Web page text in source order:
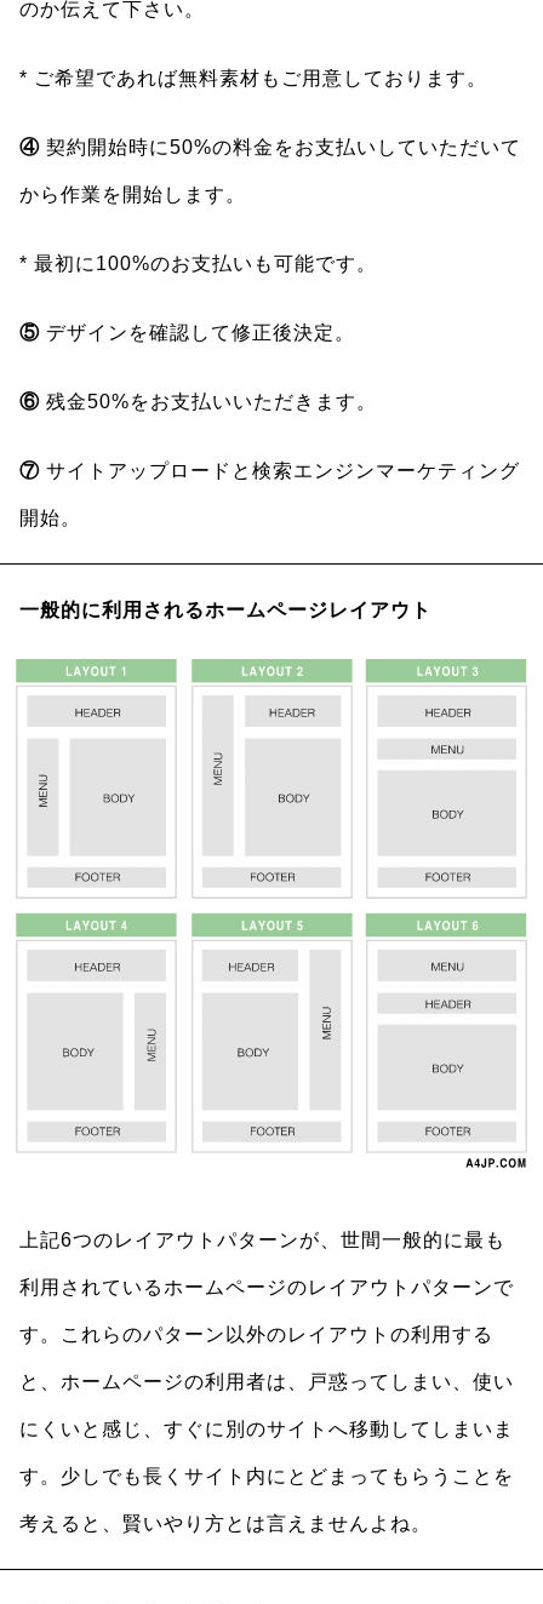
のか伝えて下さい。
* ご希望であれば無料素材もご用意しております。
④ 契約開始時に50%の料金をお支払いしていただいて
から作業を開始します。
* 最初に100%のお支払いも可能です。
⑤ デザインを確認して修正後決定。
⑥ 残金50%をお支払いいただきます。
⑦ サイトアップロードと検索エンジンマーケティング
開始。
一般的に利用されるホームページレイアウト
上記6つのレイアウトパターンが、世間一般的に最も
利用されているホームページのレイアウトパターンで
す。これらのパターン以外のレイアウトの利用する
と、ホームページの利用者は、戸惑ってしまい、使い
にくいと感じ、すぐに別のサイトへ移動してしまいま
す。少しでも長くサイト内にとどまってもらうことを
考えると、賢いやり方とは言えませんよね。